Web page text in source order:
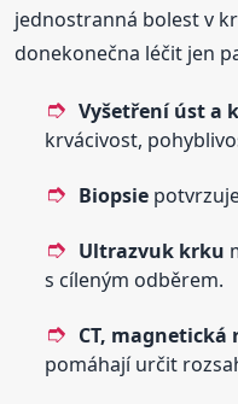
jednostranná bolest v
donekonečna léčit jen
Vyšetření úst a
krvácivost,
Biopsie
Ultrazvuk krku
s cíleným odběrem.
CT, magnetická
pomáhají určit